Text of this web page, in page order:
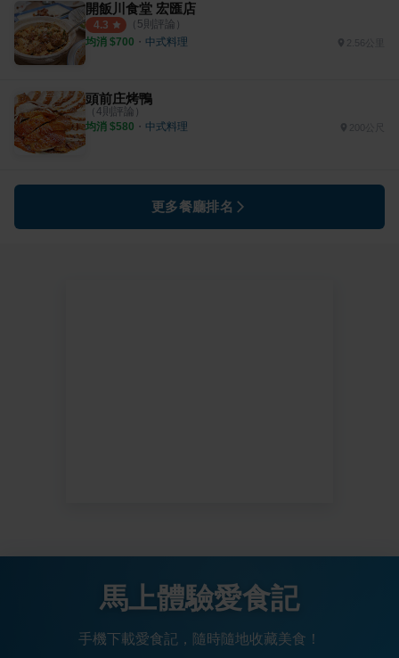
開飯川食堂 宏匯店
4.3 （ 5則評論）
均消 $700 ・ 中式料理 2.56公里
頭前庄烤鴨
（ 4則評論）
均消 $580 ・ 中式料理
更多餐廳排名
馬上體驗愛食記
手機下載愛食記，隨時隨地收藏美食！